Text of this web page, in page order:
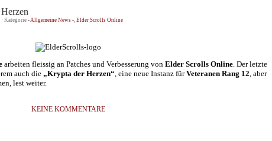
Kategorie - Allgemeine News -, Elder Scrolls Online
arbeiten fleissig an Patches und Verbesserung von Elder Scrolls Online. Der letzte
auch die„Krypta der Herzen“, eine neue Instanz fürVeteranen Rang 12, aber
lest weiter.
KEINE KOMMENTARE